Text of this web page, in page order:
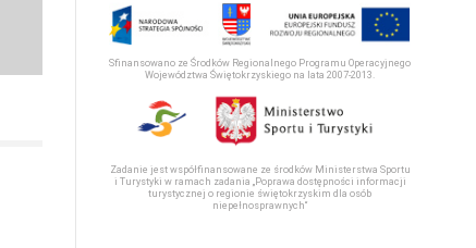
Sfinansowano ze Środków Regionalnego Programu Operacyjnego
Województwa Świętokrzyskiego na lata 2007-2013.
Zadanie jest współfinansowane ze środków Ministerstwa Sportu
i Turystyki w ramach zadania „Poprawa dostępności informacji
turystycznej o regionie świętokrzyskim dla osób
niepełnosprawnych“